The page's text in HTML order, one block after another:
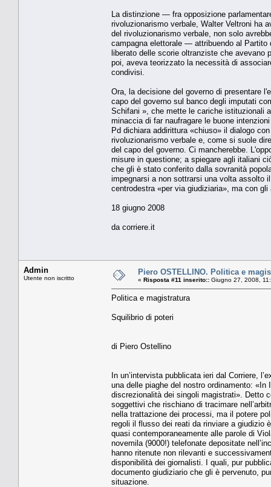
La distinzione — fra opposizione
rivoluzionarismo verbale, Walter Veltroni ha
del rivoluzionarismo verbale, non solo
campagna elettorale — attribuendo al
liberato delle scorie oltranziste che avevano
poi, aveva teorizzato la necessità di
condivisi.
Ora, la decisione del governo di presentare
capo del governo sul banco degli imputati
Schifani », che mette le cariche istituzionali
minaccia di far naufragare le buone
Pd dichiara addirittura «chiuso» il dialogo
rivoluzionarismo verbale e, come si suole
del capo del governo. Ci mancherebbe.
misure in questione; a spiegare agli italiani
che gli è stato conferito dalla sovranità
impegnarsi a non sottrarsi una volta assolto
centrodestra «per via giudiziaria», ma con
18 giugno 2008
da corriere.it
Admin
Utente non iscritto
Piero OSTELLINO. Politica e
« Risposta #11 inserito:: Giugno 27, 2008,
Politica e magistratura
Squilibrio di poteri
di Piero Ostellino
In un’intervista pubblicata ieri dal Corriere,
una delle piaghe del nostro ordinamento:
discrezionalità dei singoli magistrati». Detto
soggettivi che rischiano di tracimare
nella trattazione dei processi, ma il potere
regoli il flusso dei reati da rinviare a giudizio
quasi contemporaneamente alle parole di
novemila (9000!) telefonate depositate
hanno ritenute non rilevanti e
disponibilità dei giornalisti. I quali, pur
documento giudiziario che gli è pervenuto,
situazione.